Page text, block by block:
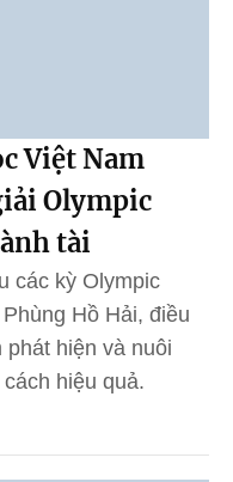
Việt Nam
Olympic
tài
các kỳ Olympic
Hồ Hải, điều
phát hiện và nuôi
hiệu quả.